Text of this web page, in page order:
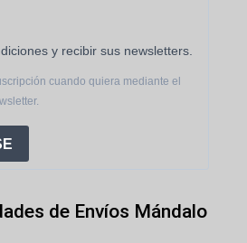
y recibir sus newsletters.
cuando quiera mediante el
de Envíos Mándalo